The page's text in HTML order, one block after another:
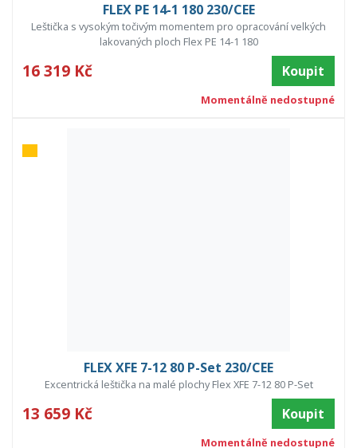
FLEX PE 14-1 180 230/CEE
Leštička s vysokým točivým momentem pro opracování velkých
lakovaných ploch Flex PE 14-1 180
16 319 Kč Koupit
Momentálně nedostupné
FLEX XFE 7-12 80 P-Set 230/CEE
Excentrická leštička na malé plochy Flex XFE 7-12 80 P-Set
13 659 Kč Koupit
Momentálně nedostupné